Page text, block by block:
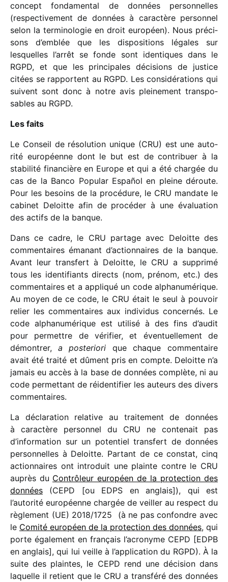
concept fonda­men­tal de données person­nelles
(respec­ti­ve­ment de données à carac­tère person­nel
selon la termi­no­lo­gie en droit euro­péen). Nous préci­
sons d’emblée que les dispo­si­tions légales sur
lesquelles l’arrêt se fonde sont iden­tiques dans le
RGPD, et que les prin­ci­pales déci­sions de justice
citées se rapportent au RGPD. Les consi­dé­ra­tions qui
suivent sont donc à notre avis plei­ne­ment trans­po­
sables au RGPD.
Les faits
Le Conseil de réso­lu­tion unique (CRU) est une auto­
rité euro­péenne dont le but est de contri­buer à la
stabi­lité finan­cière en Europe et qui a été char­gée du
cas de la Banco Popular Español en pleine déroute.
Pour les besoins de la procé­dure, le CRU mandate le
cabi­net Deloitte afin de procé­der à une évalua­tion
des actifs de la banque.
Dans ce cadre, le CRU partage avec Deloitte des
commen­taires émanant d’actionnaires de la banque.
Avant leur trans­fert à Deloitte, le CRU a supprimé
tous les iden­ti­fiants directs (nom, prénom, etc.) des
commen­taires et a appli­qué un code alpha­nu­mé­rique.
Au moyen de ce code, le CRU était le seul à pouvoir
relier les commen­taires aux indi­vi­dus concer­nés. Le
code alpha­nu­mé­rique est utilisé à des fins d’audit
pour permettre de véri­fier, et éven­tuel­le­ment de
démon­trer, a poste­riori que chaque commen­taire
avait été traité et dûment pris en compte. Deloitte n’a
jamais eu accès à la base de données complète, ni au
code permet­tant de réiden­ti­fier les auteurs des divers
commentaires.
La décla­ra­tion rela­tive au trai­te­ment de données
à carac­tère person­nel du CRU ne conte­nait pas
d’information sur un poten­tiel trans­fert de données
person­nelles à Deloitte. Partant de ce constat, cinq
action­naires ont intro­duit une plainte contre le CRU
auprès du Contrôleur euro­péen de la protec­tion des
données (CEPD [ou EDPS en anglais]), qui est
l’autorité euro­péenne char­gée de veiller au respect du
règle­ment (UE) 2018/​1725 (à ne pas confondre avec
le Comité euro­péen de la protec­tion des données, qui
porte égale­ment en fran­çais l’acronyme CEPD [EDPB
en anglais], qui lui veille à l’application du RGPD). À la
suite des plaintes, le CEPD rend une déci­sion dans
laquelle il retient que le CRU a trans­féré des données